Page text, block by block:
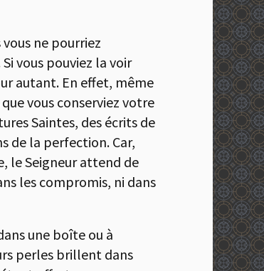
ne pourriez
vous pouviez la voir
autant. En effet, même
vous conserviez votre
Saintes, des écrits de
de la perfection. Car,
le Seigneur attend de
les compromis, ni dans
une boîte ou à
perles brillent dans